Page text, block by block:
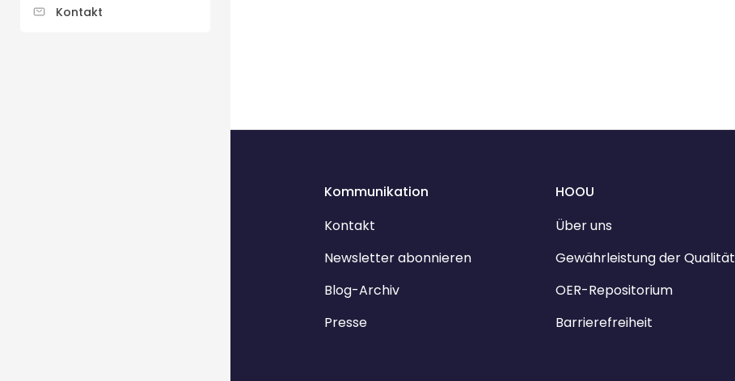
Kontakt
Kommunikation
Kontakt
Newsletter abonnieren
Blog-Archiv
Presse
HOOU
Über uns
Gewährleistung der Qualität
OER-Repositorium
Barrierefreiheit